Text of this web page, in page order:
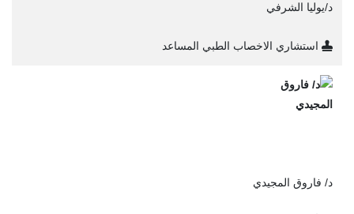
د/يوليا الشرفي
استشاري الاخصاب الطبي المساعد
د/ فاروق المجيدي